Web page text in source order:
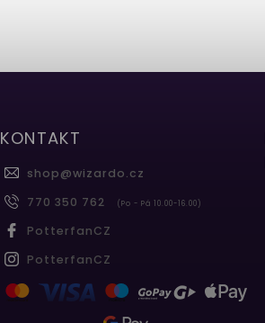
KONTAKT
shop@wizardo.cz
770 350 762
(Po - Pá 10.00-16.00)
PotterfanCZ
PotterfanCZ